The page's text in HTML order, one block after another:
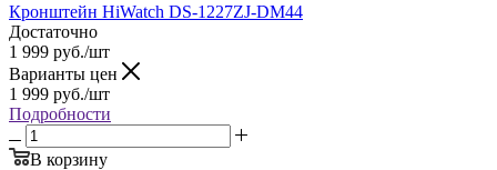
Кронштейн HiWatch DS-1227ZJ-DM44
Достаточно
1 999 руб./шт
Варианты цен
1 999 руб./шт
Подробности
В корзину